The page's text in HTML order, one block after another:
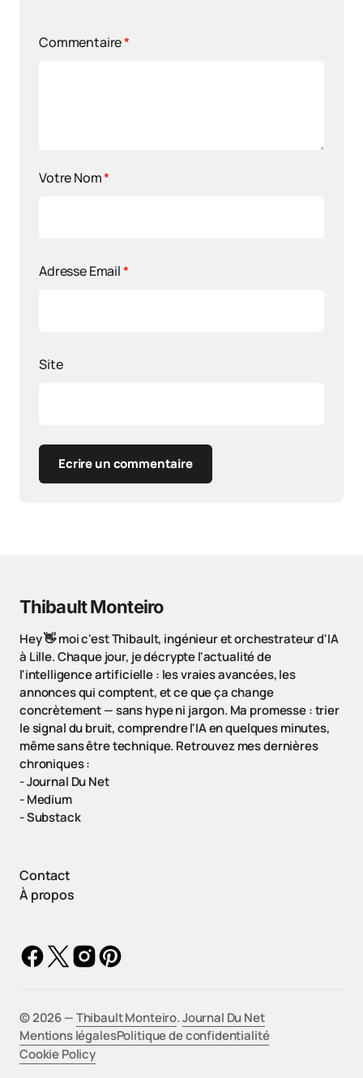
Commentaire*
Votre Nom*
Adresse Email*
Site
Ecrire un commentaire
Thibault Monteiro
Hey 👋 moi c'est Thibault, ingénieur et orchestrateur d'IA
à Lille. Chaque jour, je décrypte l'actualité de
l'intelligence artificielle : les vraies avancées, les
annonces qui comptent, et ce que ça change
concrètement — sans hype ni jargon. Ma promesse : trier
le signal du bruit, comprendre l'IA en quelques minutes,
même sans être technique. Retrouvez mes dernières
chroniques :
-Journal Du Net
-Medium
-Substack
Contact
À propos
©️ 2026 —Thibault Monteiro.Journal Du Net
Mentions légalesPolitique de confidentialité
Cookie Policy